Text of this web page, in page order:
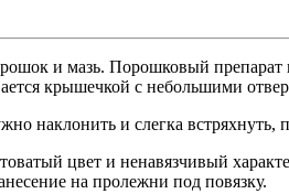
и мазь. Порошковый препарат
крышечкой с небольшими
наклонить и слегка
цвет и ненавязчивый
на пролежни под повязку.